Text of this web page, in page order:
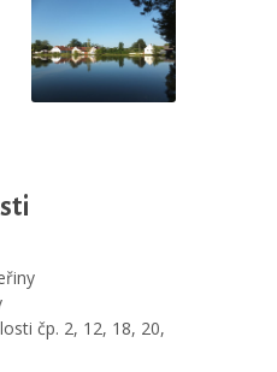
čp. 2, 12, 18, 20,